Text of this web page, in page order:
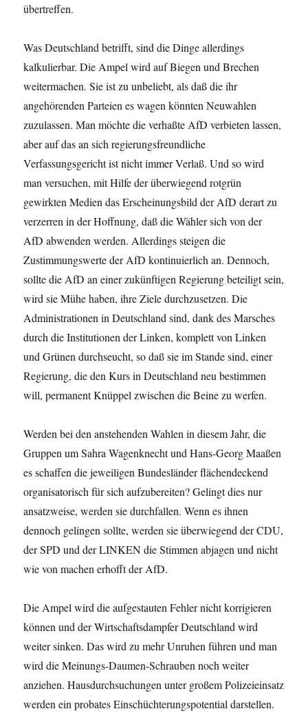
übertreffen.
Was Deutschland betrifft, sind die Dinge allerdings
kalkulierbar. Die Ampel wird auf Biegen und Brechen
weitermachen. Sie ist zu unbeliebt, als daß die ihr
angehörenden Parteien es wagen könnten Neuwahlen
zuzulassen. Man möchte die verhaßte AfD verbieten lassen,
aber auf das an sich regierungsfreundliche
Verfassungsgericht ist nicht immer Verlaß. Und so wird
man versuchen, mit Hilfe der überwiegend rotgrün
gewirkten Medien das Erscheinungsbild der AfD derart zu
verzerren in der Hoffnung, daß die Wähler sich von der
AfD abwenden werden. Allerdings steigen die
Zustimmungswerte der AfD kontinuierlich an. Dennoch,
sollte die AfD an einer zukünftigen Regierung beteiligt sein,
wird sie Mühe haben, ihre Ziele durchzusetzen. Die
Administrationen in Deutschland sind, dank des Marsches
durch die Institutionen der Linken, komplett von Linken
und Grünen durchseucht, so daß sie im Stande sind, einer
Regierung, die den Kurs in Deutschland neu bestimmen
will, permanent Knüppel zwischen die Beine zu werfen.
Werden bei den anstehenden Wahlen in diesem Jahr, die
Gruppen um Sahra Wagenknecht und Hans-Georg Maaßen
es schaffen die jeweiligen Bundesländer flächendeckend
organisatorisch für sich aufzubereiten? Gelingt dies nur
ansatzweise, werden sie durchfallen. Wenn es ihnen
dennoch gelingen sollte, werden sie überwiegend der CDU,
der SPD und der LINKEN die Stimmen abjagen und nicht
wie von machen erhofft der AfD.
Die Ampel wird die aufgestauten Fehler nicht korrigieren
können und der Wirtschaftsdampfer Deutschland wird
weiter sinken. Das wird zu mehr Unruhen führen und man
wird die Meinungs-Daumen-Schrauben noch weiter
anziehen. Hausdurchsuchungen unter großem Polizeieinsatz
werden ein probates Einschüchterungspotential darstellen.